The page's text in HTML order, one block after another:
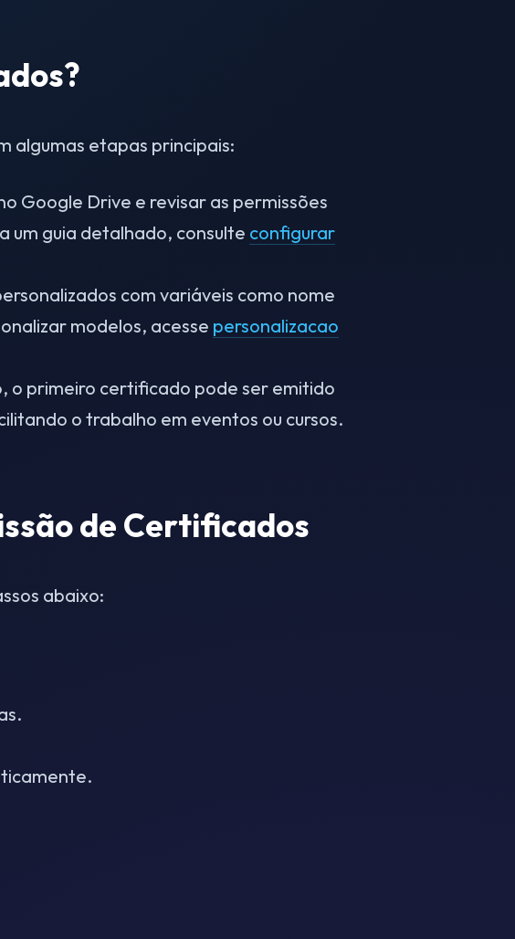
algumas etapas principais:
Google Drive e revisar as permissões
um guia detalhado, consulte configurar
com variáveis como nome
modelos, acesse personalizacao
o primeiro certificado pode ser emitido
o trabalho em eventos ou cursos.
de Certificados
abaixo: